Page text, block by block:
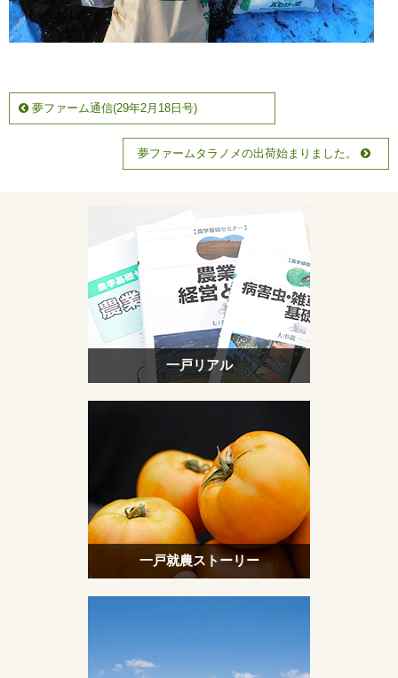
夢ファーム通信(29年2月18日号)
夢ファームタラノメの出荷始まりました。
一戸リアル
一戸就農ストーリー